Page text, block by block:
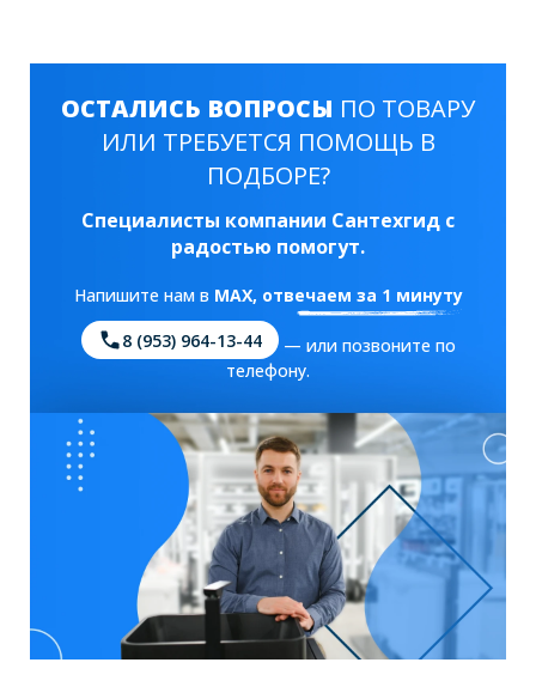
ОСТАЛИСЬ ВОПРОСЫ ПО ТОВАРУ
ИЛИ ТРЕБУЕТСЯ ПОМОЩЬ В
ПОДБОРЕ?
Специалисты компании Сантехгид с
радостью помогут.
Напишите нам в MAX, отвечаем за 1 минуту
8 (953) 964-13-44
— или позвоните по
телефону.